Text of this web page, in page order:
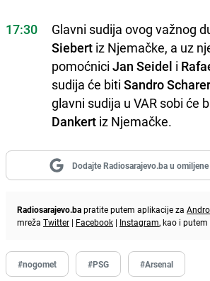
17:30 Glavni sudija ovog važnog
Siebert iz Njemačke, a uz
pomoćnici Jan Seidel i
sudija će biti Sandro Scharer
glavni sudija u VAR sobi će
Dankert iz Njemačke.
Dodajte Radiosarajevo.ba u
Radiosarajevo.bapratite putem aplikacije za
mreža Twitter | Facebook | Instagram, kao i putem
#nogomet #PSG #Arsenal